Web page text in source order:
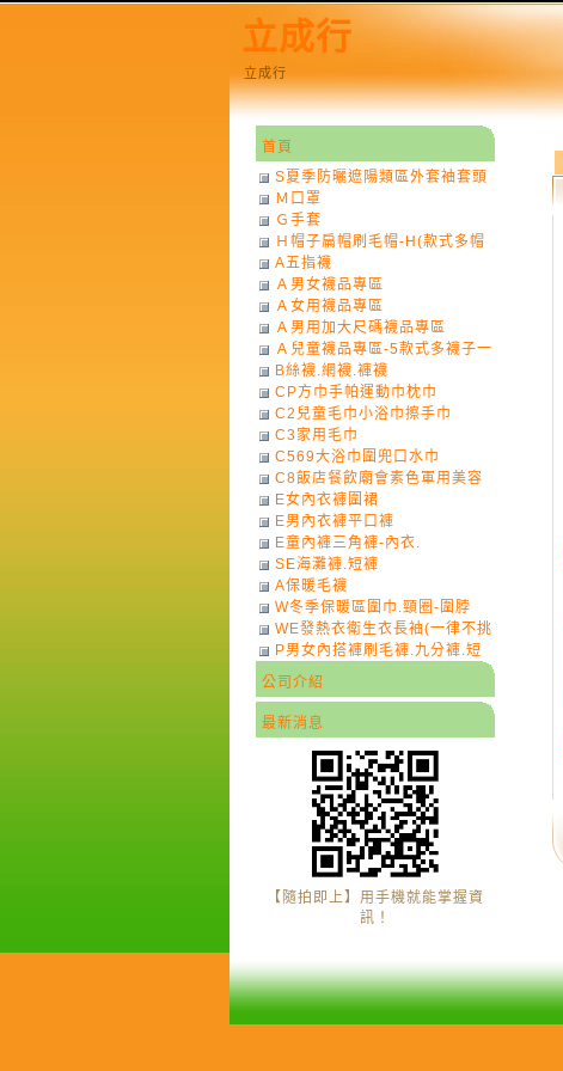
立成行
立成行
首頁
S夏季防曬遮陽類區外套袖套頭
巾
Ｍ口罩
Ｇ手套
Ｈ帽子扁帽刷毛帽-H(款式多帽
子一律不挑色)
A五指襪
Ａ男女襪品專區
Ａ女用襪品專區
Ａ男用加大尺碼襪品專區
Ａ兒童襪品專區-5款式多襪子一
律不挑款式花色)
B絲襪.網襪.褲襪
CP方巾手帕運動巾枕巾
C2兒童毛巾小浴巾擦手巾
C3家用毛巾
C569大浴巾圍兜口水巾
C8飯店餐飲廟會素色軍用美容
巾
E女內衣褲圍裙
E男內衣褲平口褲
E童內褲三角褲-內衣.
SE海灘褲.短褲
A保暖毛襪
W冬季保暖區圍巾.頸圈-圍脖
WE發熱衣衛生衣長袖(一律不挑
色)-7
P男女內搭褲刷毛褲.九分褲.短
褲
公司介紹
最新消息
【隨拍即上】用手機就能掌握資
訊！